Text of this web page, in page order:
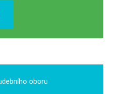
oboru